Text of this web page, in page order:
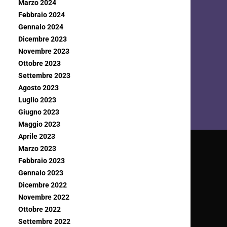
Marzo 2024
Febbraio 2024
Gennaio 2024
Dicembre 2023
Novembre 2023
Ottobre 2023
Settembre 2023
Agosto 2023
Luglio 2023
Giugno 2023
Maggio 2023
Aprile 2023
Marzo 2023
Febbraio 2023
Gennaio 2023
Dicembre 2022
Novembre 2022
Ottobre 2022
Settembre 2022